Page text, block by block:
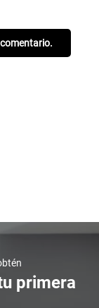
primera